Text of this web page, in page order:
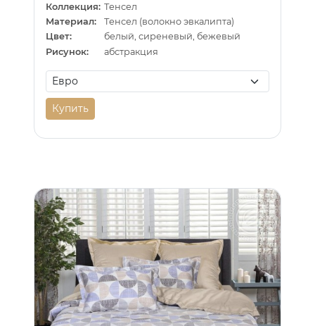
Коллекция: Тенсел
Материал:
Тенсел (волокно эвкалипта)
Цвет:
белый, сиреневый, бежевый
Рисунок:
абстракция
Купить